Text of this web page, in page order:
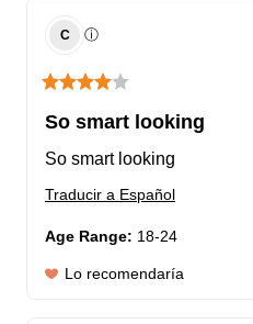
C ⓘ
So smart looking
So smart looking
Traducir a Español
Age Range: 18-24
Lo recomendaría